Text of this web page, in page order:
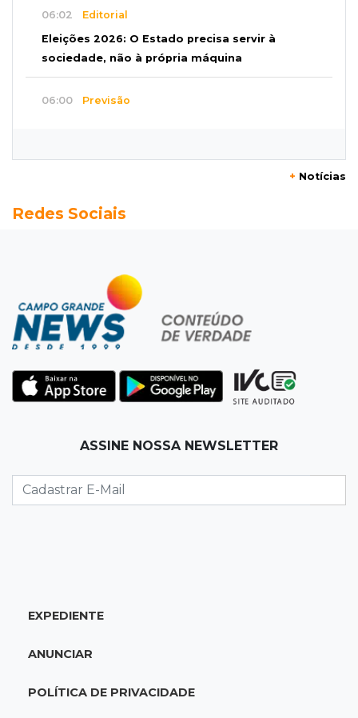
06:02 Editorial
Eleições 2026: O Estado precisa servir à
sociedade, não à própria máquina
06:00 Previsão
Na fila do banco, ex-deputado faz campanha
Em Campo Grande
Técnico de carnes e resgatista são destaques
entre vagas abertas nesta 5ª
QUARTA, 05 DE AGOSTO
23:55 Vídeo
Chamas altas avançam sobre área de mata em
Pet shop vai indenizar tutor em R$ 5 mil por
vender Labrador "fake"
Denúncia leva ao resgate de irmãos deixados
+ Notícias
Redes Sociais
ASSINE NOSSA NEWSLETTER
EXPEDIENTE
ANUNCIAR
POLÍTICA DE PRIVACIDADE